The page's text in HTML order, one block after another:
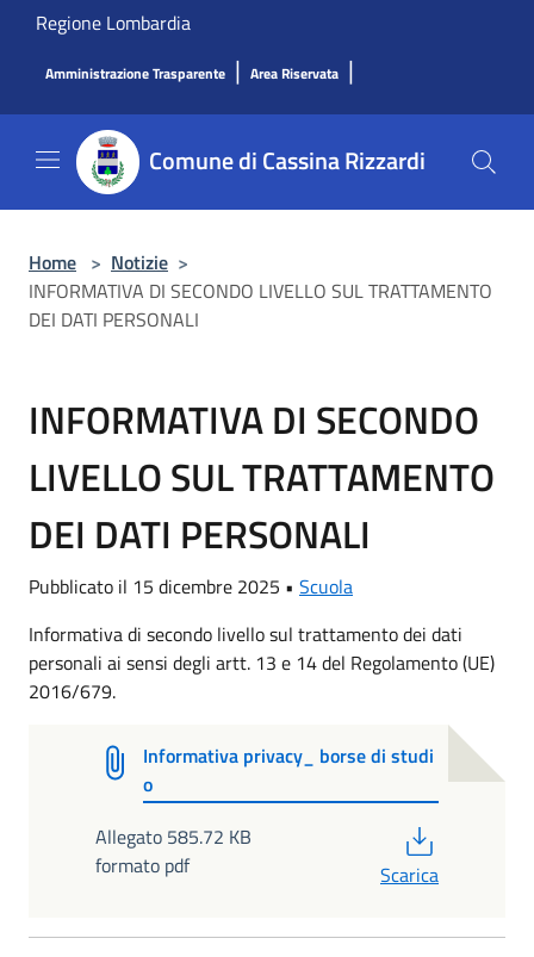
Salta al contenuto principale
Regione Lombardia
Amministrazione Trasparente | Area Riservata |
Comune di Cassina Rizzardi
Home > Notizie >
INFORMATIVA DI SECONDO LIVELLO SUL TRATTAMENTO
DEI DATI PERSONALI
INFORMATIVA DI SECONDO
LIVELLO SUL TRATTAMENTO
DEI DATI PERSONALI
Pubblicato il 15 dicembre 2025 • Scuola
Informativa di secondo livello sul trattamento dei dati
personali ai sensi degli artt. 13 e 14 del Regolamento (UE)
2016/679.
Informativa privacy_ borse di studi
o
Allegato 585.72 KB
formato pdf
Scarica